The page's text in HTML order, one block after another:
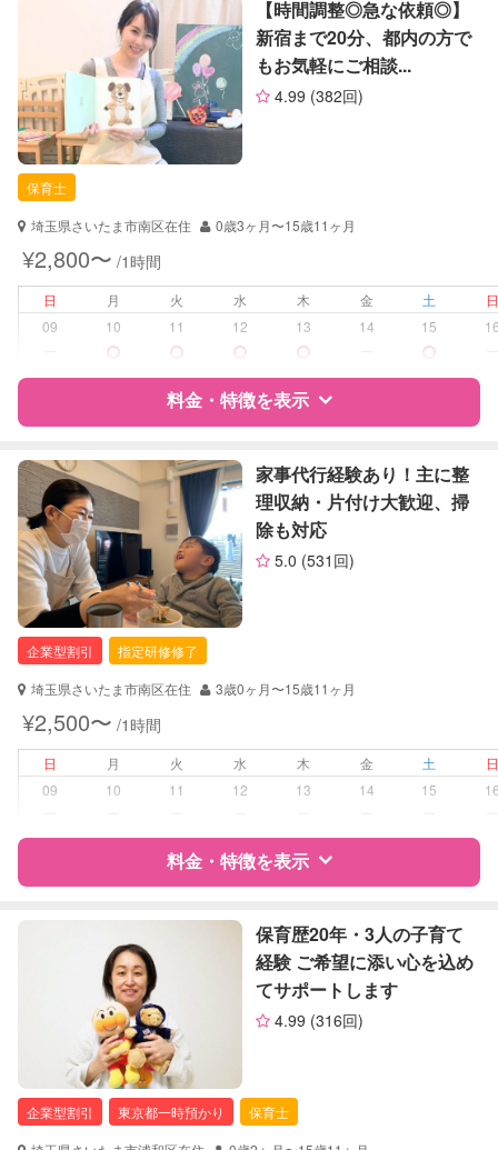
サポートの特徴
資格
企業型割引対象(旧内閣府補助対象)
自治体届出済ベビーシッター
保育士
夜間対応
お泊まり保育
障がい児対応 対応可否は個別に相談
レッスン なし
定期予約 可能
お子様の撮影
（定期特典）
対応可能
【時間調整◎急な依頼◎】
新宿まで20分、都内の方で
もお気軽にご相談...
4.99 (382回)
保育士
埼玉県さいたま市南区在住
0歳3ヶ月〜15歳11ヶ月
¥2,800〜 /1時間
日 月 火 水 木 金 土
09
10 11 12 13 14 15
料金・特徴を表示
特徴 料金 レビュー
サポートの特徴
資格
自治体届出済ベビーシッター
保育士
幼稚園教諭
対応可能/特徴
送迎サポート
お泊まり保育
外国語対応
病児対応 病児、病後児、ともに不可
障がい児対応 対応可否は個別に相談
お引き受けしていません
お子様の撮影
（定期特典）
家事代行経験あり！主に整
理収納・片付け大歓迎、掃
除も対応
5.0 (531回)
企業型割引
指定研修修了
埼玉県さいたま市南区在住
3歳0ヶ月〜15歳11ヶ月
¥2,500〜 /1時間
日 月 火 水 木 金 土
09
10 11 12 13 14 15
料金・特徴を表示
料金 レビュー
サポートの特徴
対応可能/特徴
早朝対応
夜間対応
保育歴20年・3人の子育て
経験 ご希望に添い心を込め
てサポートします
4.99 (316回)
企業型割引 東京都一時預かり
保育士